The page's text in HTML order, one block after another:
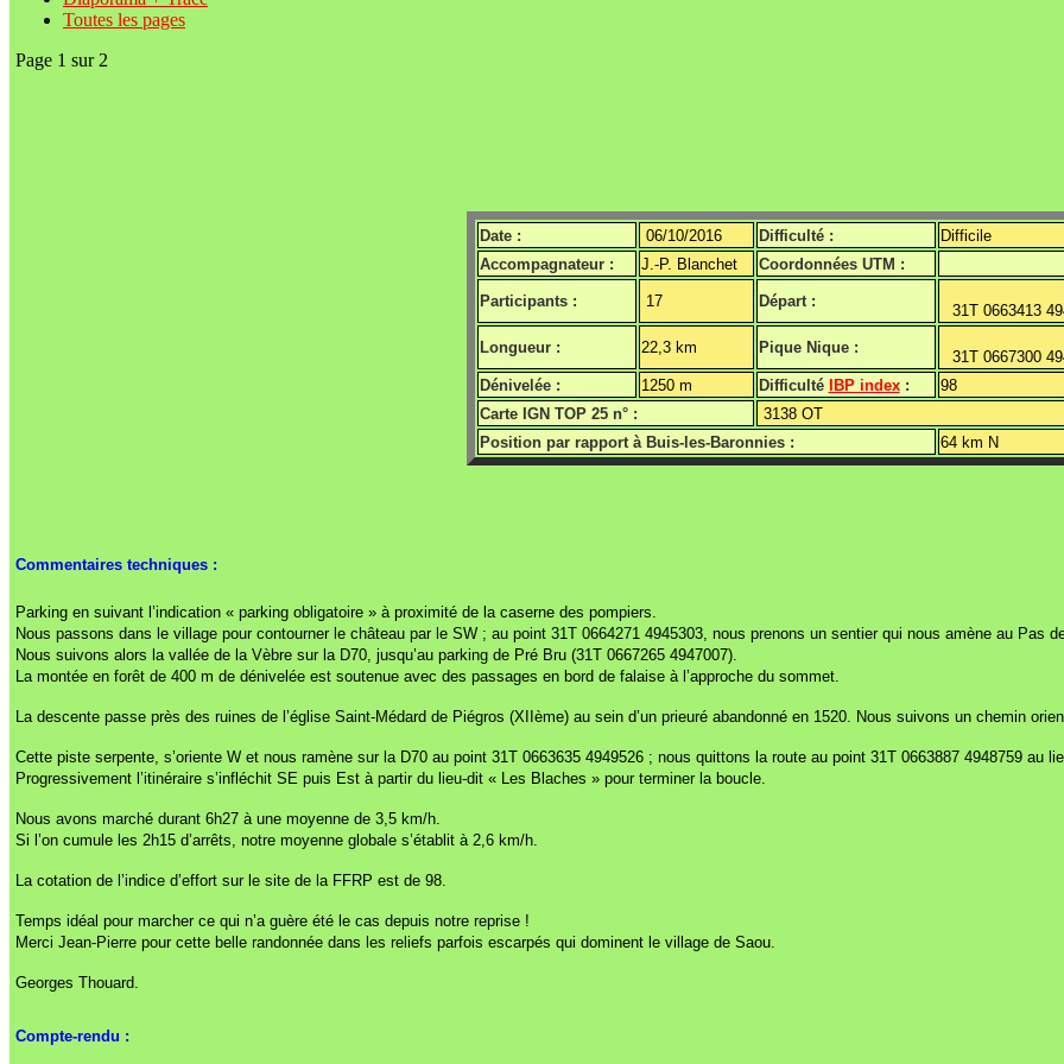
Toutes les pages
Page 1 sur 2
Date : 06/10/2016 Difficulté :
Difficile
Accompagnateur :
J.-P. Blanchet Coordonnées UTM :
Participants : 17 Départ :
31T 0663413
Longueur : 22,3 km Pique Nique :
31T 0667300
Dénivelée :
1250 m Difficulté IBP index:
98
Carte IGN TOP 25 n° :
3138 OT
Position par rapport à Buis-les-Baronnies :
64 km N
Commentaires techniques :
Parking en suivant l’indication « parking obligatoire » à proximité de la caserne des pompiers.
Nous passons dans le village pour contourner le château par le SW ; au point 31T 0664271 4945303, nous prenons un sentier qui nous amène au Pas
Nous suivons alors la vallée de la Vèbre sur la D70, jusqu’au parking de Pré Bru (31T 0667265 4947007).
La montée en forêt de 400 m de dénivelée est soutenue avec des passages en bord de falaise à l’approche du sommet.
La descente passe près des ruines de l’église Saint-Médard de Piégros (XIIème) au sein d’un prieuré abandonné en 1520. Nous suivons un chemin
Cette piste serpente, s’oriente W et nous ramène sur la D70 au point 31T 0663635 4949526 ; nous quittons la route au point 31T 0663887 4948759 au
Progressivement l’itinéraire s’infléchit SE puis Est à partir du lieu-dit « Les Blaches » pour terminer la boucle.
Nous avons marché durant 6h27 à une moyenne de 3,5 km/h.
Si l’on cumule les 2h15 d’arrêts, notre moyenne globale s’établit à 2,6 km/h.
La cotation de l’indice d’effort sur le site de la FFRP est de 98.
Temps idéal pour marcher ce qui n’a guère été le cas depuis notre reprise !
Merci Jean-Pierre pour cette belle randonnée dans les reliefs parfois escarpés qui dominent le village de Saou.
Georges Thouard.
Compte-rendu :